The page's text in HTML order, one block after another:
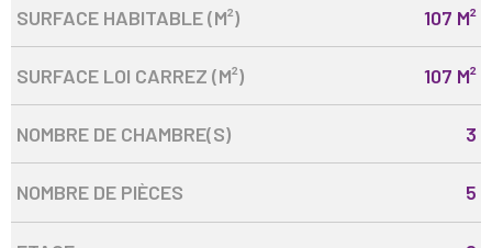
SURFACE HABITABLE (M²) 107 M²
SURFACE LOI CARREZ (M²) 107 M²
NOMBRE DE CHAMBRE(S) 3
NOMBRE DE PIÈCES 5